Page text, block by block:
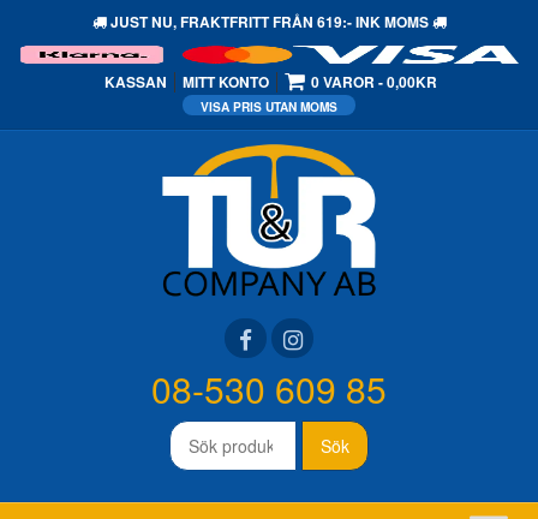
JUST NU,FRAKTFRITTFRÅN 619:- INK MOMS
KASSAN MITT KONTO 0 VAROR 0,00KR
Sök
efter:
Sök
08-530 609 85